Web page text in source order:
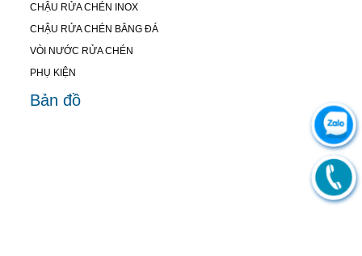
CHẬU RỬA CHÉN INOX
CHẬU RỬA CHÉN BẰNG ĐÁ
VÒI NƯỚC RỬA CHÉN
PHỤ KIỆN
Bản đồ